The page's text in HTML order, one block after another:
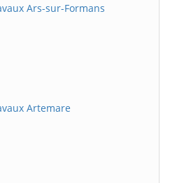
Ars-sur-Formans
Artemare